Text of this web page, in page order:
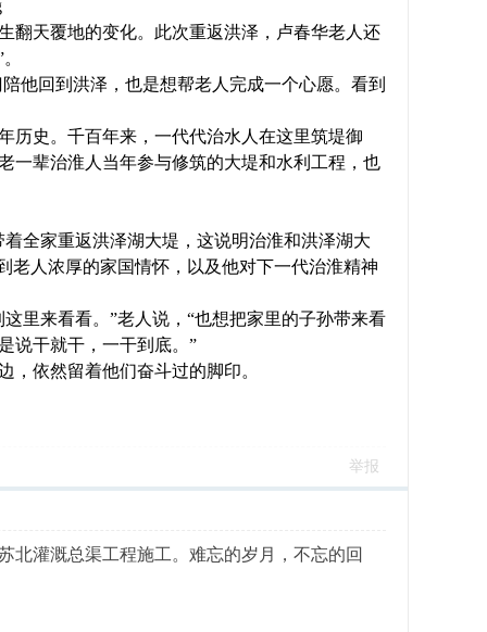
天覆地的变化。此次重返洪泽，卢春华老人还
回到洪泽，也是想帮老人完成一个心愿。看到
史。千百年来，一代代治水人在这里筑堤御
一辈治淮人当年参与修筑的大堤和水利工程，也
全家重返洪泽湖大堤，这说明治淮和洪泽湖大
老人浓厚的家国情怀，以及他对下一代治淮精神
来看看。”老人说，“也想把家里的子孙带来看
说干就干，一干到底。”
依然留着他们奋斗过的脚印。
举报
北灌溉总渠工程施工。难忘的岁月，不忘的回